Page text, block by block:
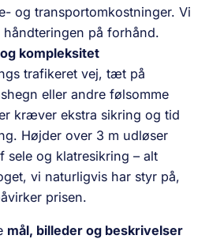
og transportomkostninger. Vi
håndteringen på forhånd.
kompleksitet
trafikeret vej, tæt på
eller andre følsomme
kræver ekstra sikring og tid
Højder over 3 m udløser
sele og klatresikring – alt
vi naturligvis har styr på,
prisen.
mål, billeder og beskrivelser